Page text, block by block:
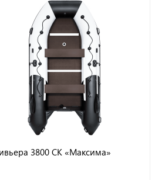
3800 СК «Максима»